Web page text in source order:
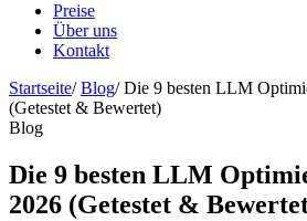
Preise
Über uns
Kontakt
Startseite/ Blog/ Die 9 besten LLM
(Getestet & Bewertet)
Blog
Die 9 besten LLM
2026 (Getestet &